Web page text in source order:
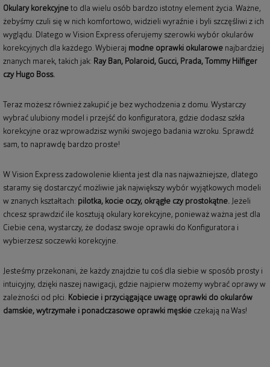
Okulary korekcyjne to dla wielu osób bardzo istotny element życia. Ważne,
żebyśmy czuli się w nich komfortowo, widzieli wyraźnie i byli szczęśliwi z ich
wyglądu. Dlatego w Vision Express oferujemy szerowki wybór okularów
korekcyjnych dla każdego. Wybieraj modne oprawki okularowe najbardziej
znanych marek, takich jak: Ray Ban, Polaroid , Gucci, Prada, Tommy Hilfiger
czy Hugo Boss.
Teraz możesz również zakupić je bez wychodzenia z domu. Wystarczy
wybrać ulubiony model i przejść do konfiguratora, gdzie dodasz szkła
korekcyjne oraz wprowadzisz wyniki swojego badania wzroku. Sprawdź
sam, to naprawdę bardzo proste!
W Vision Express zadowolenie klienta jest dla nas najważniejsze, dlatego
staramy się dostarczyć możliwie jak największy wybór wyjątkowych modeli
w znanych kształtach: pilotka, kocie oczy, okrągłe czy prostokątne. Jeżeli
chcesz sprawdzić ile kosztują okulary korekcyjne, ponieważ ważna jest dla
Ciebie cena, wystarczy, że dodasz swoje oprawki do Konfiguratora i
wybierzesz soczewki korekcyjne.
Jesteśmy przekonani, że każdy znajdzie tu coś dla siebie w sposób prosty i
intuicyjny, dzięki naszej nawigacji, gdzie najpierw możemy wybrać oprawy w
zależności od płci. Kobiecie i przyciągające uwagę oprawki do okularów
damskie, wytrzymałe i ponadczasowe oprawki męskie czekają na Was!